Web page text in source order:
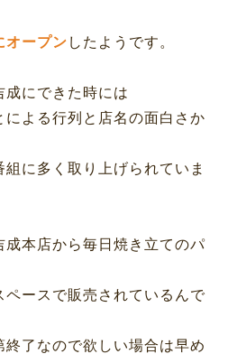
オープン したようです。
成にできた時には
による行列と店名の面白さか
に多く取り上げられていま
成本店から毎日焼き立てのパ
ペースで販売されているんで
了なので欲しい場合は早め